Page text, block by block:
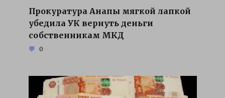
Прокуратура Анапы мягкой лапкой
убедила УК вернуть деньги
собственникам МКД
0